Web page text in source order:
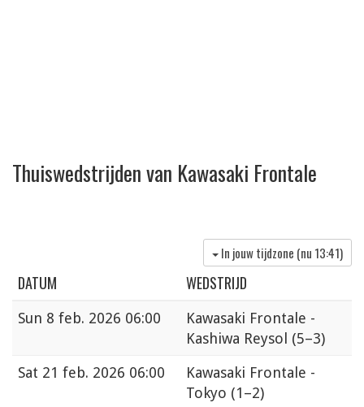
Thuiswedstrijden van Kawasaki Frontale
In jouw tijdzone (nu 13:41)
DATUM WEDSTRIJD
Sun 8 feb. 2026 06:00
Kawasaki Frontale -
Kashiwa Reysol (5–3)
Sat 21 feb. 2026 06:00
Kawasaki Frontale -
Tokyo (1–2)